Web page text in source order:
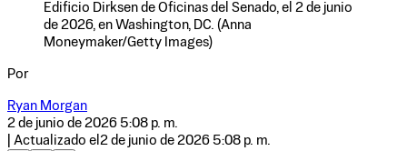
Edificio Dirksen de Oficinas del Senado, el 2 de junio
de 2026, en Washington, DC. (Anna
Moneymaker/Getty Images)
Por
Ryan Morgan
2 de junio de 2026 5:08 p. m.
| Actualizado el 2 de junio de 2026 5:08 p. m.